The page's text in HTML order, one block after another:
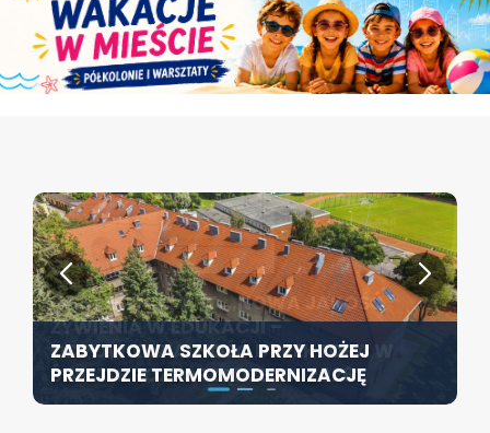
ZABYTKOWA SZKOŁA PRZY HOŻEJ
PRZEJDZIE TERMOMODERNIZACJĘ
KONFERENCJA PT. „NOWA JAKOŚĆ
ŻYWIENIA W EDUKACJI –
ODPOWIEDZIALNOŚĆ DYREKTORA W
ŚWIETLE ROZPORZĄDZENIA 2026”
SZCZECIN ROZWIJA EDUKACJĘ
WŁĄCZAJĄCĄ - NOWE
SPECJALISTYCZNE CENTRUM
ROZPOCZYNA DZIAŁALNOŚĆ